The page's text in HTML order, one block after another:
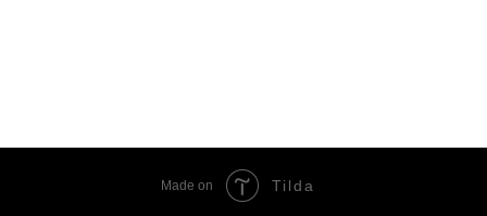
Made on Tilda